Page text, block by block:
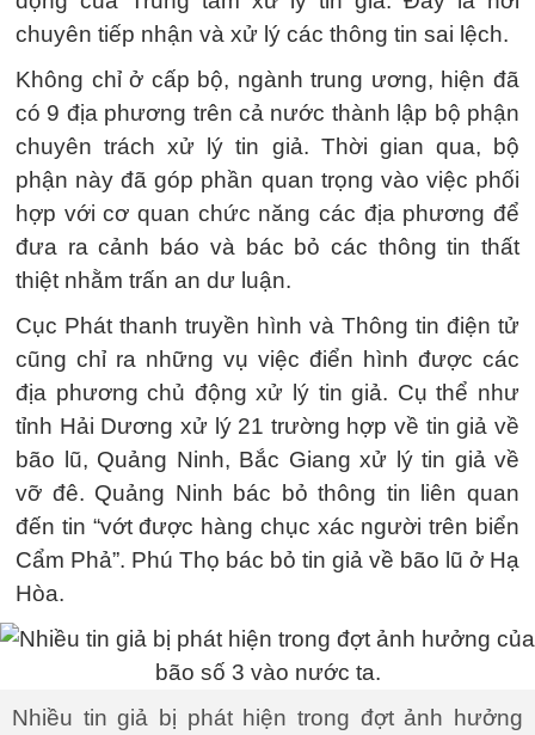
chuyên tiếp nhận và xử lý các thông tin sai lệch.
Không chỉ ở cấp bộ, ngành trung ương, hiện đã
có 9 địa phương trên cả nước thành lập bộ phận
chuyên trách xử lý tin giả. Thời gian qua, bộ
phận này đã góp phần quan trọng vào việc phối
hợp với cơ quan chức năng các địa phương để
đưa ra cảnh báo và bác bỏ các thông tin thất
thiệt nhằm trấn an dư luận.
Cục Phát thanh truyền hình và Thông tin điện tử
cũng chỉ ra những vụ việc điển hình được các
địa phương chủ động xử lý tin giả. Cụ thể như
tỉnh Hải Dương xử lý 21 trường hợp về tin giả về
bão lũ, Quảng Ninh, Bắc Giang xử lý tin giả về
vỡ đê. Quảng Ninh bác bỏ thông tin liên quan
đến tin “vớt được hàng chục xác người trên biển
Cẩm Phả”. Phú Thọ bác bỏ tin giả về bão lũ ở Hạ
Hòa.
Nhiều tin giả bị phát hiện trong đợt ảnh hưởng